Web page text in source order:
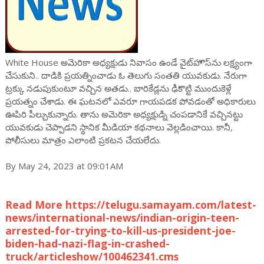
White House అమెరికా అధ్యక్షుడు నివాసం ఉండే వైట్‌హౌస్‌ను లక్ష్యంగా
చేసుకుని.. దాడికి ప్రయత్నించాడు ఓ తెలుగు సంతతి యువకుడు. నేరుగా
ట్రక్కు నడుపుకుంటూ వచ్చిన అతడు.. బారికేడ్లను ఢీకొట్టి ముందుకెళ్లే
ప్రయత్నం చేశాడు. ఈ ఘటనలో ఎవరూ గాయపడక పోవడంతో అధికారులు
ఊపిరి పీల్చుకున్నారు. తాను అమెరికా అధ్యక్షుడ్ని చంపడానికే వచ్చినట్టు
యువకుడు చెప్పాడని స్థానిక మీడియా కథనాలు వెల్లడించాయి. కానీ,
పోలీసులు మాత్రం ఎలాంటి ప్రకటన చేయలేదు.
By May 24, 2023 at 09:01AM
Read More https://telugu.samayam.com/latest-
news/international-news/indian-origin-teen-
arrested-for-trying-to-kill-us-president-joe-
biden-had-nazi-flag-in-crashed-
truck/articleshow/100462341.cms